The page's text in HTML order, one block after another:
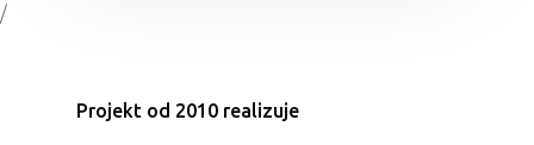
/
Projekt od 2010 realizuje